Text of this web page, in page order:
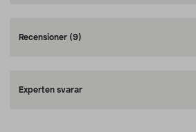
Recensioner (9)
Experten svarar